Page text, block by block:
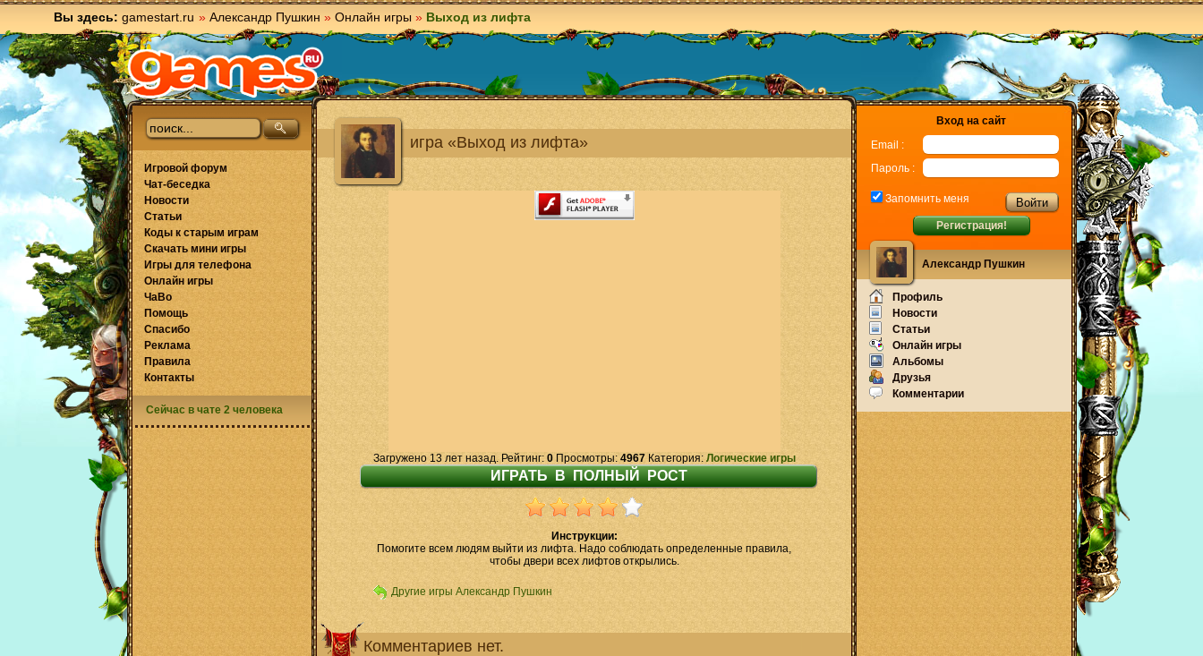
Вы здесь: gamestart.ru » Александр Пушкин » Онлайн игры » Выход из лифта
игра «Выход из лифта»
Загружено 13 лет назад. Рейтинг: 0Просмотры: 4967Категория: Логические игры
Инструкции:
Помогите всем людям выйти из лифта. Надо соблюдать определенные правила,
чтобы двери всех лифтов открылись.
Другие игры Александр Пушкин
Комментариев нет.
Игровой форум
Чат-беседка
Новости
Статьи
Коды к старым играм
Скачать мини игры
Игры для телефона
Онлайн игры
ЧаВо
Помощь
Спасибо
Реклама
Правила
Контакты
Сейчас в чате 2 человека
Вход на сайт
Email :
Пароль :
Запомнить меня
Регистрация!
Александр Пушкин
Профиль
Новости
Статьи
Онлайн игры
Альбомы
Друзья
Комментарии